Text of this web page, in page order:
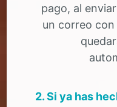
pago, al
un correo
2. Si ya has